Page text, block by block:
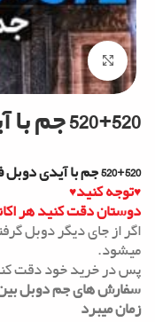
Click to enlarge
520+520 جم با آیدی
520+520 جم با آیدی دوبل فری فایر
♥توجه کنید♥
دوستان دقت کنید هر
اگر از جای دیگر دوبل
میشود.
پس در خرید خود دقت
زمان میبرد